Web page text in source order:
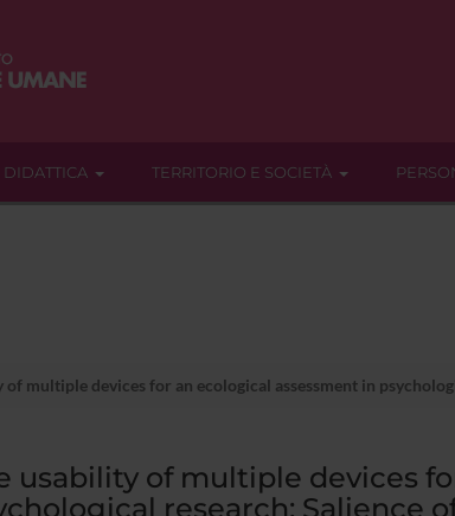
DIDATTICA TERRITORIO E SOCIETÀ
of multiple devices for an ecological assessment in
usability of multiple devices
research: Salience